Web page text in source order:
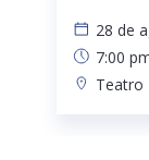
28 de
7:00
Teatro